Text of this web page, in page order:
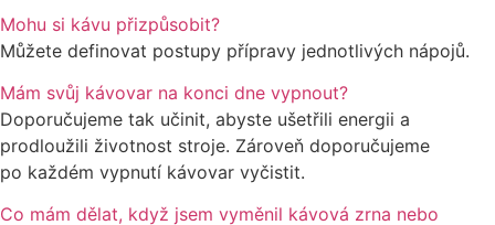
Mohu si kávu přizpůsobit?
Můžete definovat postupy přípravy jednotlivých nápojů.
Mám svůj kávovar na konci dne vypnout?
Doporučujeme tak učinit, abyste ušetřili energii a
prodloužili životnost stroje. Zároveň doporučujeme
po každém vypnutí kávovar vyčistit.
Co mám dělat, když jsem vyměnil kávová zrna nebo